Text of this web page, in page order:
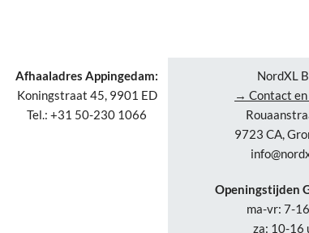
Afhaaladres Appingedam:
Koningstraat 45, 9901 ED
Tel.: +31 50-230 1066
NordXL
→ Contact
9723 CA,
Openingstijden
ma-vr: 7-
za: 10-16